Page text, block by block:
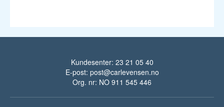
Kundesenter: 23 21 05 40
E-post: post@carlevensen.no
Org. nr: NO 911 545 446